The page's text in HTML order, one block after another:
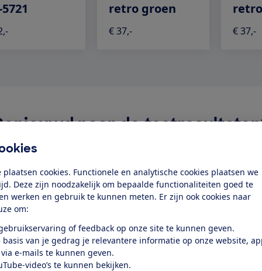
plaatsen cookies. Functionele en analytische cookies plaatsen we
Deze zijn noodzakelijk om bepaalde functionaliteiten goed te
werken en gebruik te kunnen meten. Er zijn ook cookies naar
om:
of feedback op onze site te kunnen geven.
basis van je gedrag je relevantere informatie op onze website,
e-mails te kunnen geven.
video’s te kunnen bekijken.
retro groen
€ 37,- € 37,-
naar de
Bekijk direct de testresultaten en voorkom een miskoop.
test